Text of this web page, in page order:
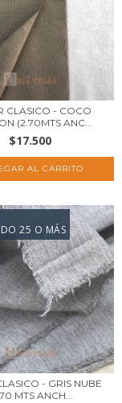
CLASICO - COCO
(2.70MTS ANC...
$17.500
25 O MÁS
- GRIS NUBE
MTS ANCH...